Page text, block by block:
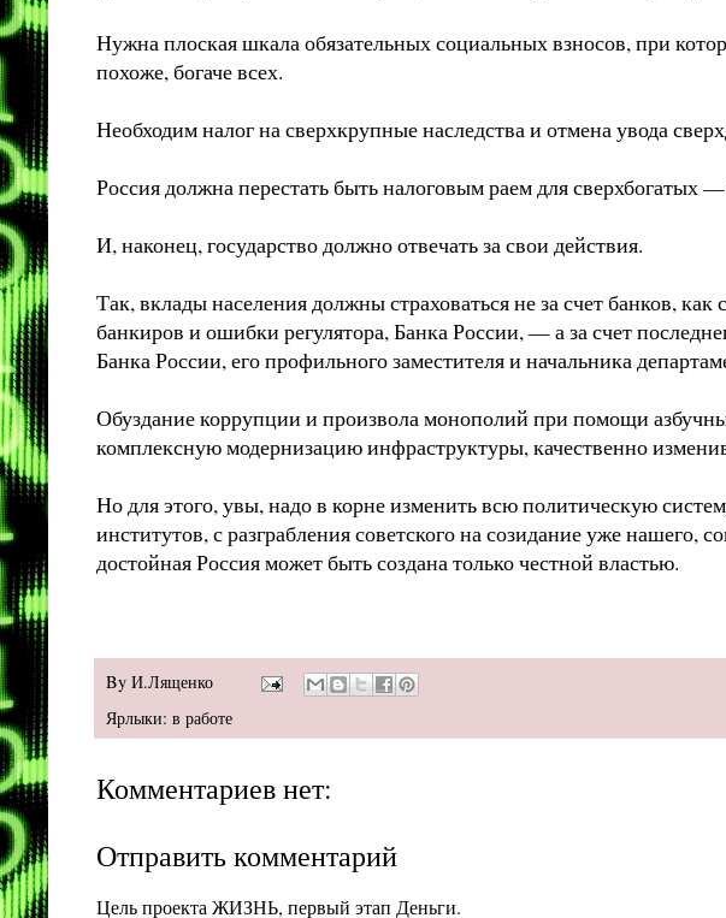
Нужна плоская шкала обязательных социальных взносов, при
похоже, богаче всех.
Необходим налог на сверхкрупные наследства и отмена увода
Россия должна перестать быть налоговым раем для сверхбогатых
И, наконец, государство должно отвечать за свои действия.
Так, вклады населения должны страховаться не за счет банков,
банкиров и ошибки регулятора, Банка России, — а за счет
Банка России, его профильного заместителя и начальника
Обуздание коррупции и произвола монополий при помощи
комплексную модернизацию инфраструктуры, качественно
Но для этого, увы, надо в корне изменить всю политическую
институтов, с разграбления советского на созидание уже нашего,
достойная Россия может быть создана только честной властью.
By И.Лященко
Ярлыки: в работе
Комментариев нет:
Отправить комментарий
Цель проекта ЖИЗНЬ, первый этап Деньги.